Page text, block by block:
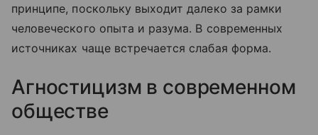
принципе, поскольку выходит далеко за рамки
человеческого опыта и разума. В современных
источниках чаще встречается слабая форма.
Агностицизм в современном
обществе